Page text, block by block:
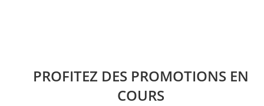
PROFITEZ DES PROMOTIONS EN
COURS